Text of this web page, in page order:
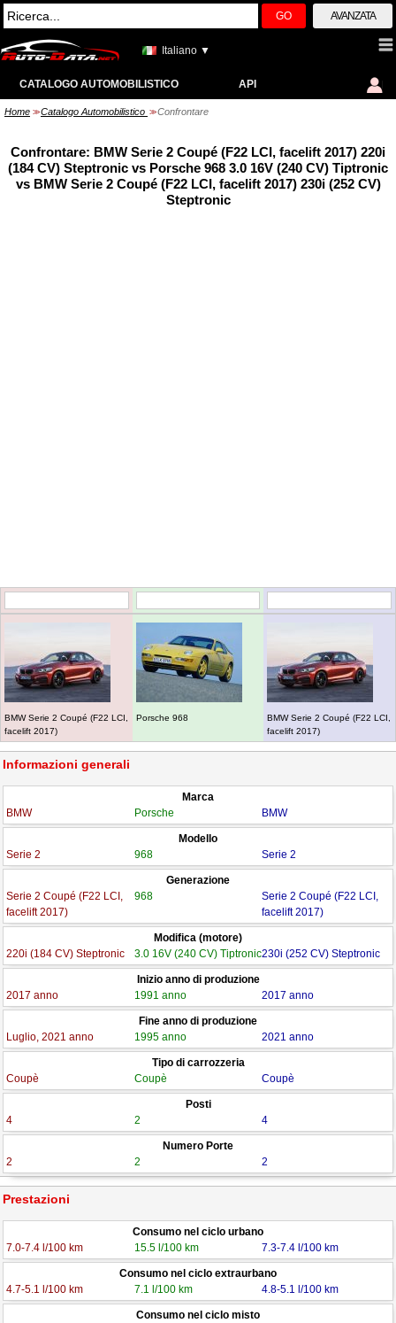
GO AVANZATA
Italiano ▼
CATALOGO AUTOMOBILISTICO API
Home >> Catalogo Automobilistico >> Confrontare
Confrontare: BMW Serie 2 Coupé (F22 LCI, facelift 2017) 220i
(184 CV) Steptronic vs Porsche 968 3.0 16V (240 CV) Tiptronic
vs BMW Serie 2 Coupé (F22 LCI, facelift 2017) 230i (252 CV)
Steptronic
BMW Serie 2 Coupé (F22 LCI,
facelift 2017)
Porsche 968
BMW Serie 2 Coupé (F22 LCI,
facelift 2017)
Informazioni generali
Marca
BMW
Porsche BMW
Modello
Serie 2
968 Serie 2
Generazione
Serie 2 Coupé (F22 LCI,
facelift 2017)
968
Serie 2 Coupé (F22 LCI,
facelift 2017)
Modifica (motore)
220i (184 CV) Steptronic
3.0 16V (240 CV) Tiptronic230i (252 CV) Steptronic
Inizio anno di produzione
2017 anno
1991 anno 2017 anno
Fine anno di produzione
Luglio, 2021 anno
1995 anno 2021 anno
Tipo di carrozzeria
Coupè
Coupè Coupè
Posti
4
2 4
Numero Porte
2
2 2
Prestazioni
Consumo nel ciclo urbano
7.0-7.4 l/100 km
15.5 l/100 km 7.3-7.4 l/100 km
Consumo nel ciclo extraurbano
4.7-5.1 l/100 km
7.1 l/100 km 4.8-5.1 l/100 km
Consumo nel ciclo misto